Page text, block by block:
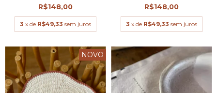
R$148,00
3 x de R$49,33 sem juros
R$148,00
3 x de R$49,33 sem juros
NOVO